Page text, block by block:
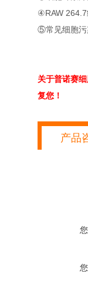
④RAW 264.7
⑤常见细胞污
关于普诺赛
复您！
产品